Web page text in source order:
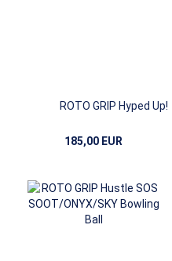
ROTO GRIP Hyped Up!
185,00 EUR